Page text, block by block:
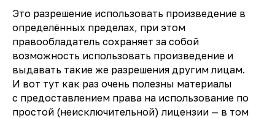
Это разрешение использовать произведение в
определённых пределах, при этом
правообладатель сохраняет за собой
возможность использовать произведение и
выдавать такие же разрешения другим лицам.
И вот тут как раз очень полезны материалы
с предоставлением права на использование по
простой (неисключительной) лицензии — в том